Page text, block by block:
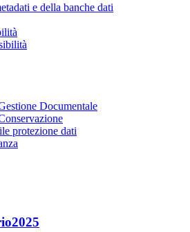
e della banche dati
Documentale
protezione dati